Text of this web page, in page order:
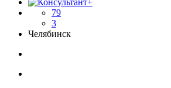
79
3
Челябинск